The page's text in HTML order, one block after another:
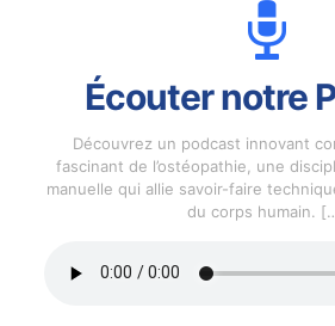
Écouter notre
Découvrez un podcast innovant
fascinant de l’ostéopathie, une
manuelle qui allie savoir-faire
du corps humain.